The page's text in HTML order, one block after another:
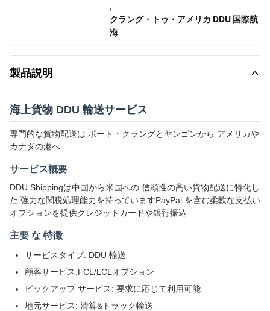
,
クラング・トゥ・アメリカ DDU 国際航
海
製品説明
海上貨物 DDU 輸送サービス
専門的な貨物配送は ポート・クラングとヤンゴンから アメリカや
カナダの港へ
サービス概要
DDU Shippingは中国から米国への 信頼性の高い貨物配送に特化し
た 強力な関税処理能力を持っていますPayPal を含む柔軟な支払い
オプションを提供クレジットカードや銀行振込
主要 な 特徴
サービスタイプ: DDU 輸送
顧客サービス:FCL/LCLオプション
ピックアップ サービス: 要求に応じて利用可能
地元サービス: 清算&トラック輸送